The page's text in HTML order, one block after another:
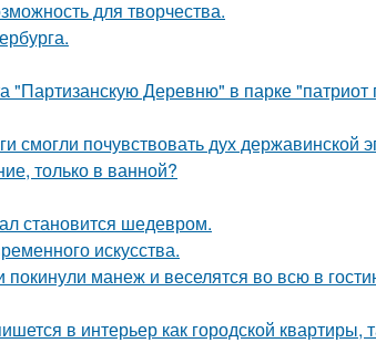
для творчества.
"Партизанскую Деревню" в парке "патриот
смогли почувствовать дух державинской
только в ванной?
становится шедевром.
искусства.
манеж и веселятся во всю в
в интерьер как городской квартиры,